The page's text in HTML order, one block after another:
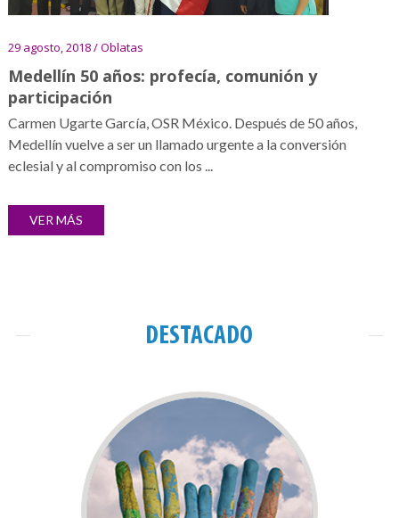
29 agosto, 2018 / Oblatas
Medellín 50 años: profecía, comunión y
participación
Carmen Ugarte García, OSR México. Después de 50 años,
Medellín vuelve a ser un llamado urgente a la conversión
eclesial y al compromiso con los ...
VER MÁS
DESTACADO